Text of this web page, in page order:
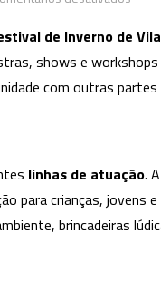
de
de
de Inverno de
shows e
com outras partes
linhas de atuação.
para crianças, jovens
brincadeiras